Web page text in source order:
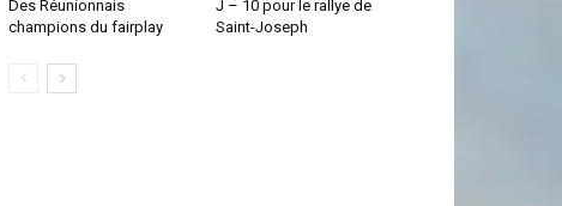
Des Réunionnais
champions du fairplay
J – 10 pour le rallye de
Saint-Joseph